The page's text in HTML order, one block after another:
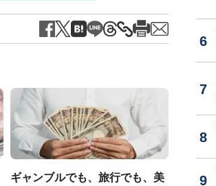
ギャンブルでも、旅行でも、美